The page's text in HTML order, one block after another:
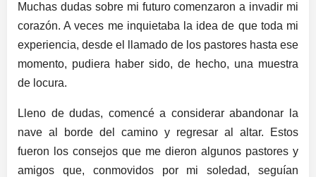
Muchas dudas sobre mi futuro comenzaron a invadir mi
corazón. A veces me inquietaba la idea de que toda mi
experiencia, desde el llamado de los pastores hasta ese
momento, pudiera haber sido, de hecho, una muestra
de locura.
Lleno de dudas, comencé a considerar abandonar la
nave al borde del camino y regresar al altar. Estos
fueron los consejos que me dieron algunos pastores y
amigos que, conmovidos por mi soledad, seguían